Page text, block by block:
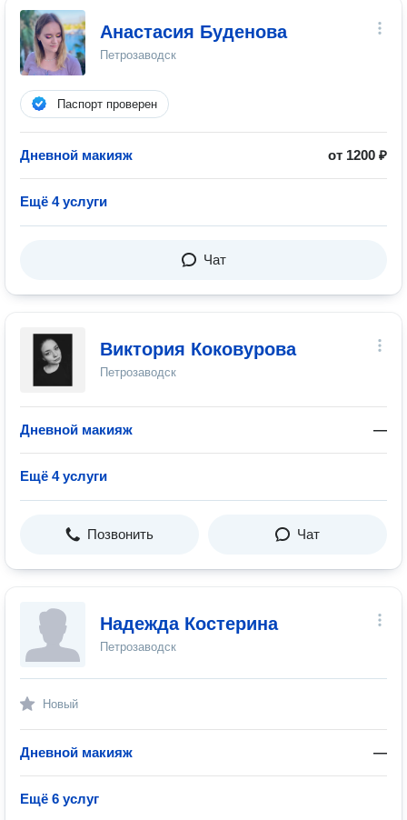
Анастасия Буденова
Петрозаводск
Паспорт проверен
Дневной макияж от 1200 ₽
Ещё 4 услуги
Чат
Виктория Коковурова
Петрозаводск
Дневной макияж —
Ещё 4 услуги
Позвонить Чат
Надежда Костерина
Петрозаводск
Новый
Дневной макияж —
Ещё 6 услуг